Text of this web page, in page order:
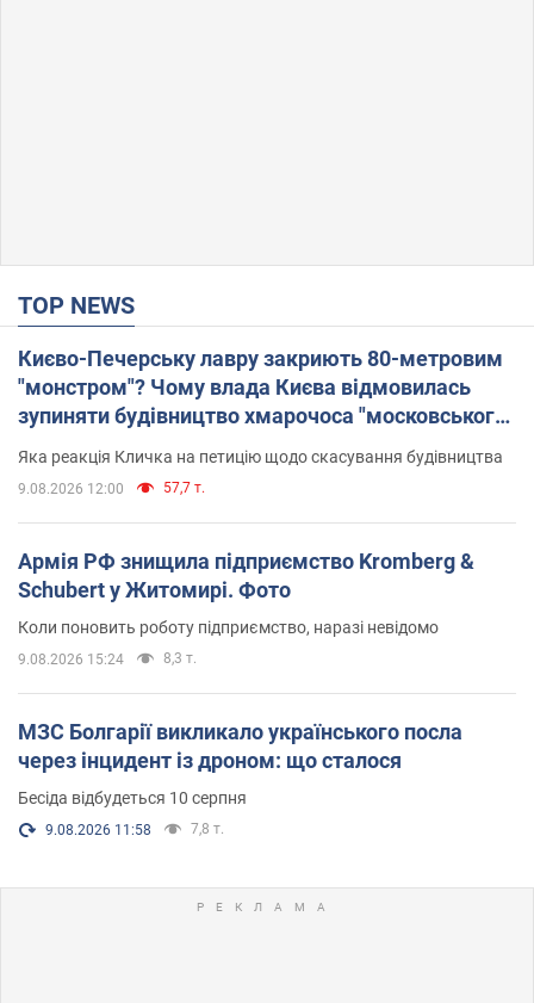
TOP NEWS
Києво-Печерську лавру закриють 80-метровим
"монстром"? Чому влада Києва відмовилась
зупиняти будівництво хмарочоса "московського
вірянина"
Яка реакція Кличка на петицію щодо скасування будівництва
9.08.2026 12:00 57,7 т.
Армія РФ знищила підприємство Kromberg &
Schubert у Житомирі. Фото
Коли поновить роботу підприємство, наразі невідомо
9.08.2026 15:24 8,3 т.
МЗС Болгарії викликало українського посла
через інцидент із дроном: що сталося
Бесіда відбудеться 10 серпня
9.08.2026 11:58 7,8 т.